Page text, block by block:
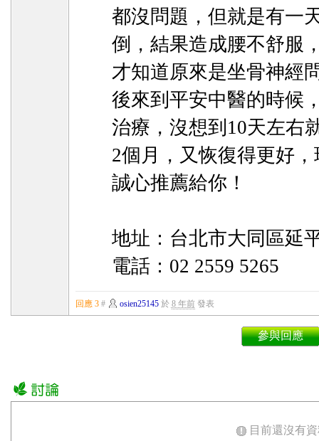
都沒問題，但就是有一
倒，結果造成腰不舒服
才知道原來是坐骨神經
後來到平安中醫的時候
治療，沒想到10天左右
2個月，又恢復得更好
誠心推薦給你！
地址：台北市大同區延
電話：02 2559 5265
回應 3 # osien25145於 8 年前發表
參與回應
目前還沒有